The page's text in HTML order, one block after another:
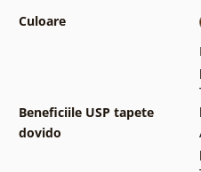
Culoare
Beneficiile USP tapete
dovido